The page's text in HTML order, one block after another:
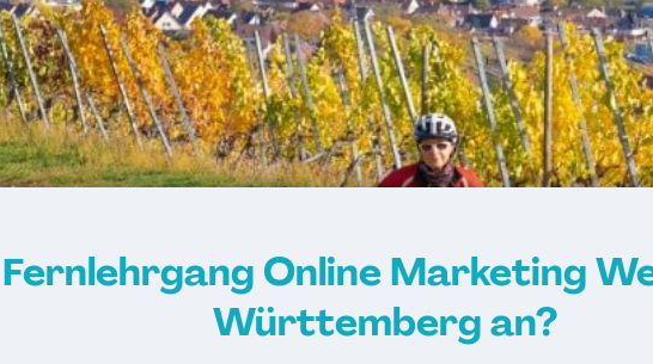
Online Marketing
Württemberg an?